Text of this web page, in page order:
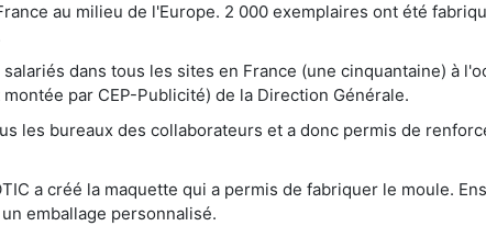
au milieu de l'Europe. 2 000 exemplaires ont été
dans tous les sites en France (une cinquantaine) à
par CEP-Publicité) de la Direction Générale.
les bureaux des collaborateurs et a donc permis de
a créé la maquette qui a permis de fabriquer le moule.
emballage personnalisé.